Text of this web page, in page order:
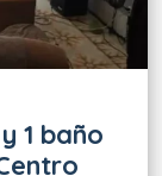
1 baño